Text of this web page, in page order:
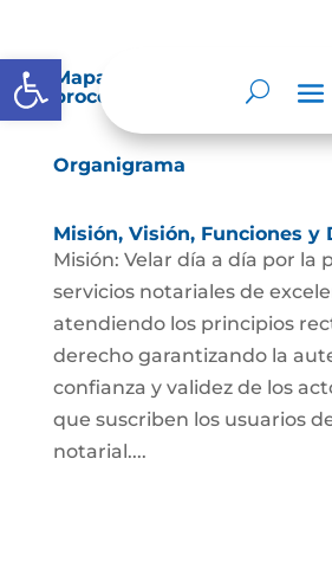
Abrir barra de herramientas
Mapas y cartas descriptivas
procesos
Organigrama
Misión, Visión, Funciones y
Misión: Velar día a día por la
servicios notariales de
atendiendo los principios
derecho garantizando la
confianza y validez de los
que suscriben los usuarios
notarial....